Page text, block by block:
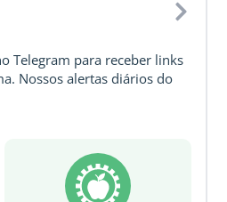
Telegram para receber links
Nossos alertas diários do